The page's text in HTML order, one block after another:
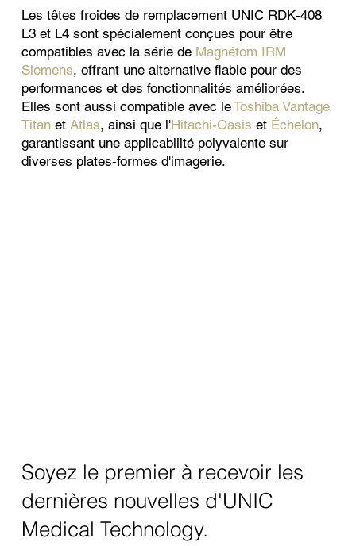
Les têtes froides de remplacement UNIC RDK-408
L3 et L4 sont spécialement conçues pour être
compatibles avec la série de Magnétom IRM
Siemens, offrant une alternative fiable pour des
performances et des fonctionnalités améliorées.
Elles sont aussi compatible avec leToshiba Vantage
TitanetAtlas, ainsi que l'Hitachi-Oasis et Échelon,
garantissant une applicabilité polyvalente sur
diverses plates-formes d'imagerie.
Soyez le premier à recevoir les
dernières nouvelles d'UNIC
Medical Technology.